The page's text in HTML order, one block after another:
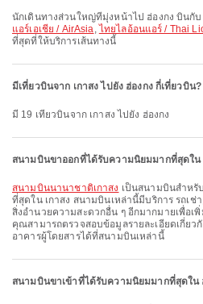
นักเดินทางส่วนใหญ่ที่มุ่งหน้าไป ฮ่องกง บินกับ
แอร์เอเชีย / AirAsia, ไทยไลอ้อนแอร์ / Thai
ที่สุดที่ให้บริการเส้นทางนี้
มีเที่ยวบินจาก เกาสง ไปยัง ฮ่องกง กี่เที่ยวบิน?
มี 19 เที่ยวบินจาก เกาสง ไปยัง ฮ่องกง
สนามบินขาออกที่ได้รับความนิยมมากที่สุดใน
สนามบินนานาชาติเกาสง เป็นสนามบินสำหรั
ที่สุดใน เกาสง สนามบินเหล่านี้มีบริการ รถเช่
สิ่งอำนวยความสะดวกอื่น ๆ อีกมากมายเพื่อ
คุณสามารถตรวจสอบข้อมูลรายละเอียดเกี่ยว
อาคารผู้โดยสารได้ที่สนามบินเหล่านี้
สนามบินขาเข้าที่ได้รับความนิยมมากที่สุดใน